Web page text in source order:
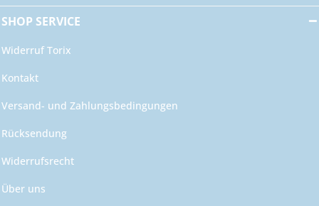
SHOP SERVICE
Widerruf Torix
Kontakt
Versand- und Zahlungsbedingungen
Rücksendung
Widerrufsrecht
Über uns